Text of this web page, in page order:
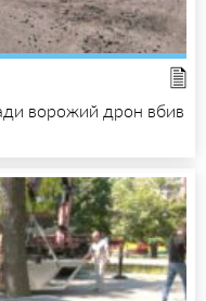
ворожий дрон вбив